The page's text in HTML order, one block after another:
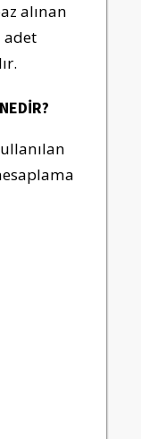
alınan
adet